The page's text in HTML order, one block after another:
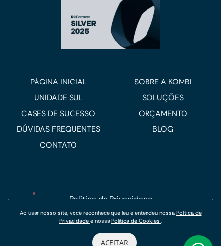
PÁGINA INICIAL
SOBRE A KOMBI
UNIDADE SUL
SOLUÇÕES
CASES DE SUCESSO
ORÇAMENTO
DÚVIDAS FREQUENTES
BLOG
CONTATO
Política de Privacidade
Política de Cookies
© Kombi Agência Digital 2026.
Ao usar nosso site, você reconhece que leu e entendeu nossa Política de
Privacidade e nossa Política de Cookies .
ACEITAR